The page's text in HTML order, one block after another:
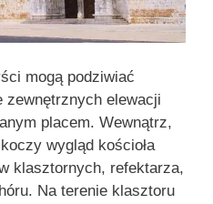
mogą podziwiać
zewnętrznych elewacji
placem. Wewnątrz,
wygląd kościoła
klasztornych, refektarza,
Na terenie klasztoru